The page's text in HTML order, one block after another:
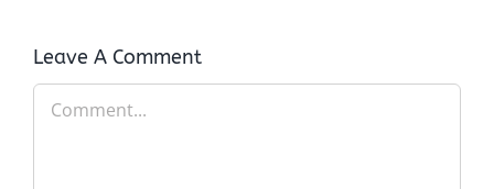
Leave A Comment
Comment